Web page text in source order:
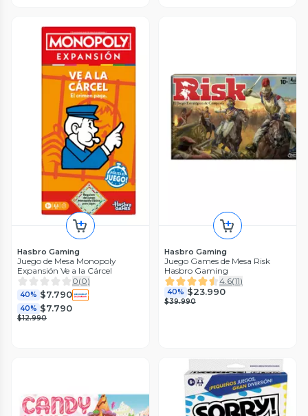
Hasbro Gaming
Juego de Mesa Monopoly
Expansión Ve a la Cárcel
0(0)
40% $7.790
40% $7.790
$12.990
Hasbro Gaming
Juego Games de Mesa Risk
Hasbro Gaming
4.6(11)
40% $23.990
$39.990